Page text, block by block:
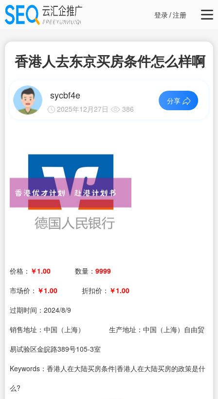
登录/注册
香港人去东京买房条件怎么样啊
sycbf4e
2025年12月27日 386
分享
价格： ￥1.00 数量： 9999
市场价： ￥1.00 折扣价： ￥1.00
过期时间： 2024/8/9
销售地址：中国（上海）
生产地址：中国（上海）自由贸
易试验区金皖路389号105-3室
Keywords：香港人在大陆买房条件|香港人在大陆买房的政策是什
么?